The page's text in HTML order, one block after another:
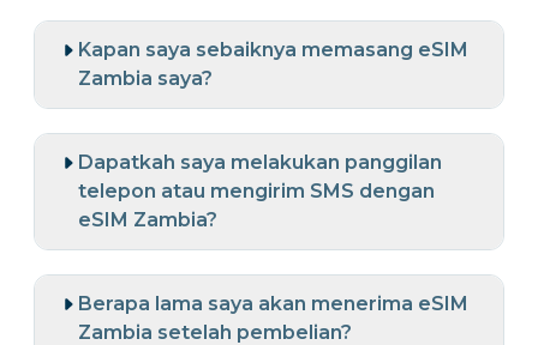
Kapan saya sebaiknya memasang eSIM
Zambia saya?
Dapatkah saya melakukan panggilan
telepon atau mengirim SMS dengan
eSIM Zambia?
Berapa lama saya akan menerima eSIM
Zambia setelah pembelian?